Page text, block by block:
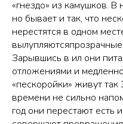
«гнездо» из камушков. В
но бывает и так, что
нерестятся в одном
Зарывшись в ил они
отложениями и
«пескоройки» живут
времени не сильно
год они перестают есть